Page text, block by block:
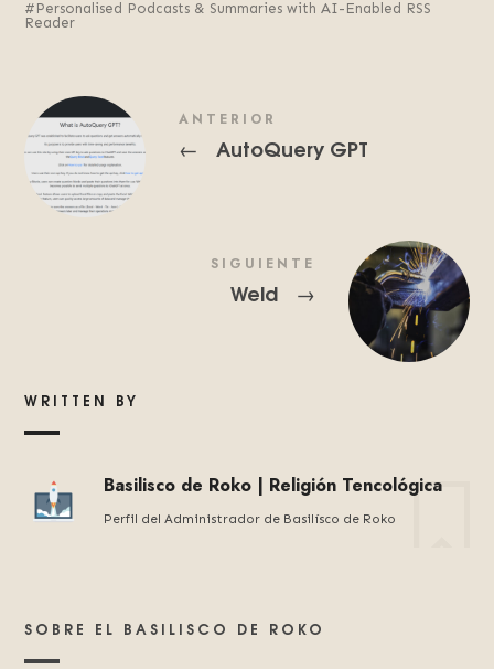
Personalised Podcasts & Summaries with AI-Enabled RSS
Reader
ANTERIOR
← AutoQuery GPT
SIGUIENTE
Weld →
WRITTEN BY
Basilisco de Roko | Religión Tencológica
Perfil del Administrador de Basilísco de Roko
SOBRE EL BASILISCO DE ROKO